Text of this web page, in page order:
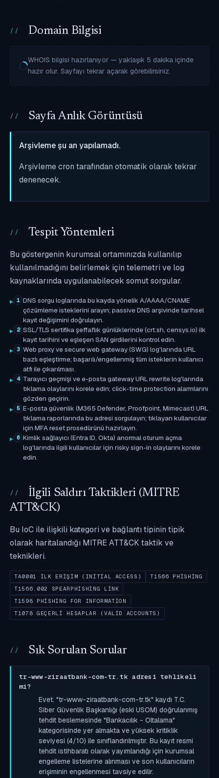
Domain Bilgisi
WHOIS bilgisi hazırlanıyor — yaklaşık 5 dakika içinde
hazır olur. Sayfayı tekrar açarak görebilirsiniz.
Sayfa Anlık Görüntüsü
Arşivleme şu an yapılamadı.
Arşivleme cron tarafından otomatik olarak tekrar
denenecek.
Tespit Yöntemleri
Bu göstergenin kurumsal ortamınızda kullanılıp
kullanılmadığını belirlemek için telemetri ve log
kaynaklarında uygulanabilecek somut sorgular.
1 DNS sorgu loglarında bu kayda yönelik A/AAAA/CNAME
çözümleme isteklerini arayın; passive DNS arşivinde tarihsel
kayıt değişimini doğrulayın.
2 SSL/TLS sertifika şeffaflık günlüklerinde (crt.sh, censys.io) ilk
kayıt tarihini ve eşleşen SAN girdilerini kontrol edin.
3 Web proxy ve secure web gateway (SWG) log'larında URL
bazlı eşleştirme; başarılı/engellenmiş tüm isteklerin kullanıcı
atfı ile çıkarılması.
4 Tarayıcı geçmişi ve e-posta gateway URL rewrite log'larında
tıklama olaylarını korele edin; click-time protection alarmlarını
gözden geçirin.
5 E-posta güvenlik (M365 Defender, Proofpoint, Mimecast) URL
tıklama raporlarında bu adresi sorgulayın; tıklayan kullanıcılar
için MFA reset prosedürünü hazırlayın.
6 Kimlik sağlayıcı (Entra ID, Okta) anormal oturum açma
log'larında ilgili kullanıcılar için risky sign-in olaylarını korele
edin.
İlgili Saldırı Taktikleri (MITRE
ATT&CK)
Bu IoC ile ilişkili kategori ve bağlantı tipinin tipik
olarak haritalandığı MITRE ATT&CK taktik ve
teknikleri.
TA0001 İLK ERIŞIM (INITIAL ACCESS)
T1566 PHISHING
T1566.002 SPEARPHISHING LINK
T1598 PHISHING FOR INFORMATION
T1078 GEÇERLI HESAPLAR (VALID ACCOUNTS)
Sık Sorulan Sorular
tr-www-ziraatbank-com-tr.tk adresi tehlikeli
mi?
Evet. "tr-www-ziraatbank-com-tr.tk" kaydı T.C.
Siber Güvenlik Başkanlığı (eski USOM) doğrulanmış
tehdit beslemesinde "Bankacılık - Oltalama"
kategorisinde yer almakta ve yüksek kritiklik
seviyesi (4/10) ile sınıflandırılmıştır. Bu kayıt resmi
tehdit istihbaratı olarak yayımlandığı için kurumsal
engelleme listelerine alınması ve son kullanıcıların
erişiminin engellenmesi tavsiye edilir.